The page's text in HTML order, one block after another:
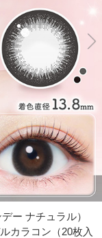
ー ナチュラル）
カラコン（20枚入